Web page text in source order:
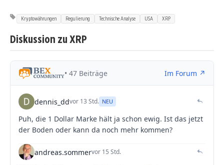
Kryptowährungen Regulierung Technische Analyse USA XRP
Diskussion zu XRP